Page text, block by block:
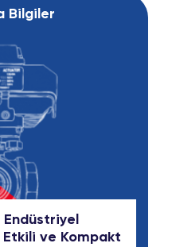
Bilgiler
Etkili ve Kompakt